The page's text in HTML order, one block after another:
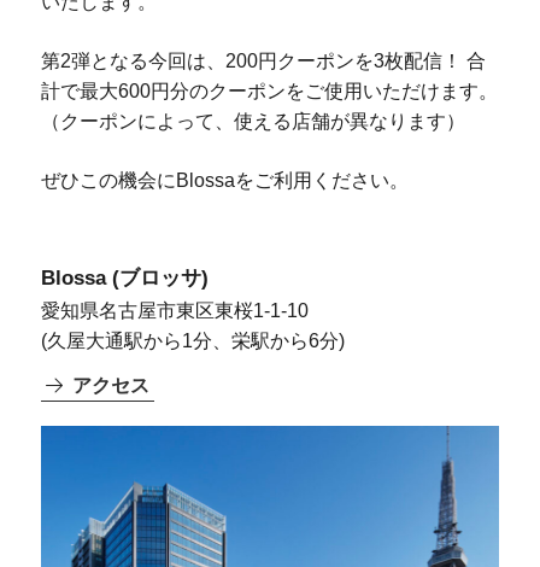
第2弾となる今回は、200円クーポンを3枚配信！ 合
計で最大600円分のクーポンをご使用いただけます。
（クーポンによって、使える店舗が異なります）
ぜひこの機会にBlossaをご利用ください。
Blossa (ブロッサ)
愛知県名古屋市東区東桜1-1-10
(久屋大通駅から1分、栄駅から6分)
アクセス